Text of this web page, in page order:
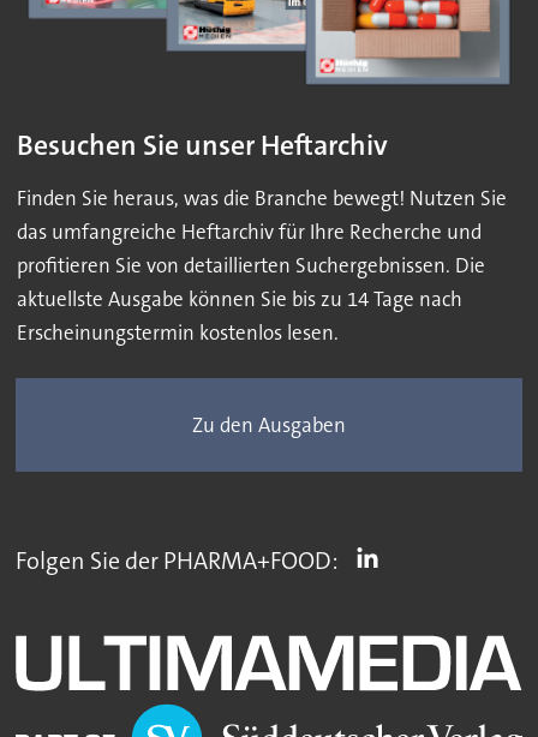
Besuchen Sie unser Heftarchiv
Finden Sie heraus, was die Branche bewegt! Nutzen Sie
das umfangreiche Heftarchiv für Ihre Recherche und
profitieren Sie von detaillierten Suchergebnissen. Die
aktuellste Ausgabe können Sie bis zu 14 Tage nach
Erscheinungstermin kostenlos lesen.
Zu den Ausgaben
Folgen Sie der PHARMA+FOOD: